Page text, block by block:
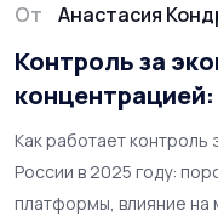
От Анастасия
Контроль за
России в 2025
Как работает контроль
России в 2025 году:
платформы, влияние на